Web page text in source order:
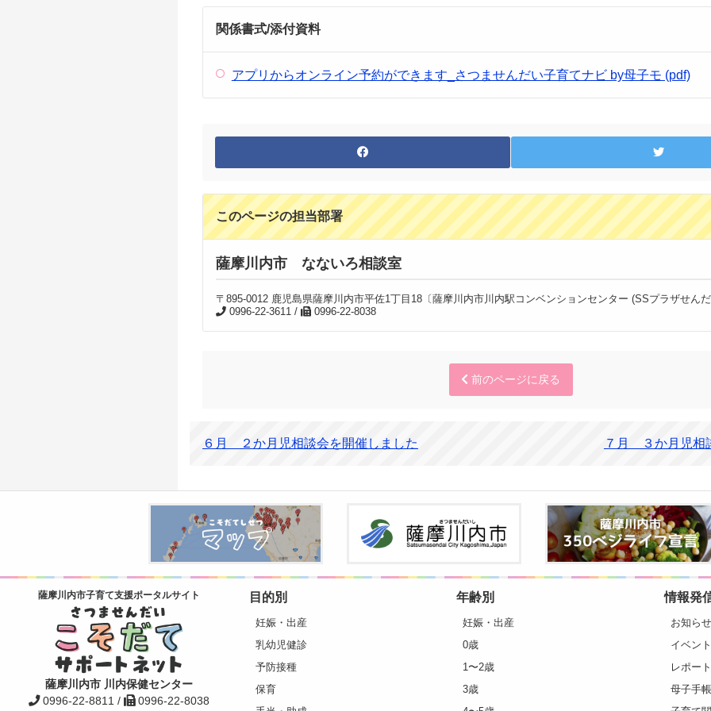
関係書式/添付資料
アプリからオンライン予約ができます_さつませんだい子育てナビ by母子モ (pdf)
このページの担当部署
薩摩川内市 なないろ相談室
〒895-0012 鹿児島県薩摩川内市平佐1丁目18〔薩摩川内市川内駅コンベンションセンター (SSプラザせん
0996-22-3611 /
0996-22-8038
前のページに戻る
６月 ２か月児相談会を開催しました ７月 ３か月児相
薩摩川内市子育て支援ポータルサイト
薩摩川内市 川内保健センター
0996-22-8811 /
0996-22-8038
目的別
妊娠・出産
乳幼児健診
予防接種
保育
年齢別
妊娠・出産
0歳
1〜2歳
3歳
情報発
お知らせ
イベント
レポート
母子手